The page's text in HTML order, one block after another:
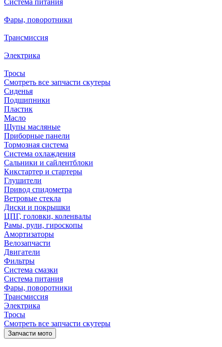
Система питания
Фары, поворотники
Трансмиссия
Электрика
Тросы
Смотреть все запчасти скутеры
Сиденья
Подшипники
Пластик
Масло
Щупы масляные
Приборные панели
Тормозная система
Система охлаждения
Сальники и сайлентблоки
Кикстартер и стартеры
Глушители
Привод спидометра
Ветровые стекла
Диски и покрышки
ЦПГ, головки, коленвалы
Рамы, рули, гироскопы
Амортизаторы
Велозапчасти
Двигатели
Фильтры
Система смазки
Система питания
Фары, поворотники
Трансмиссия
Электрика
Тросы
Смотреть все запчасти скутеры
Запчасти мото